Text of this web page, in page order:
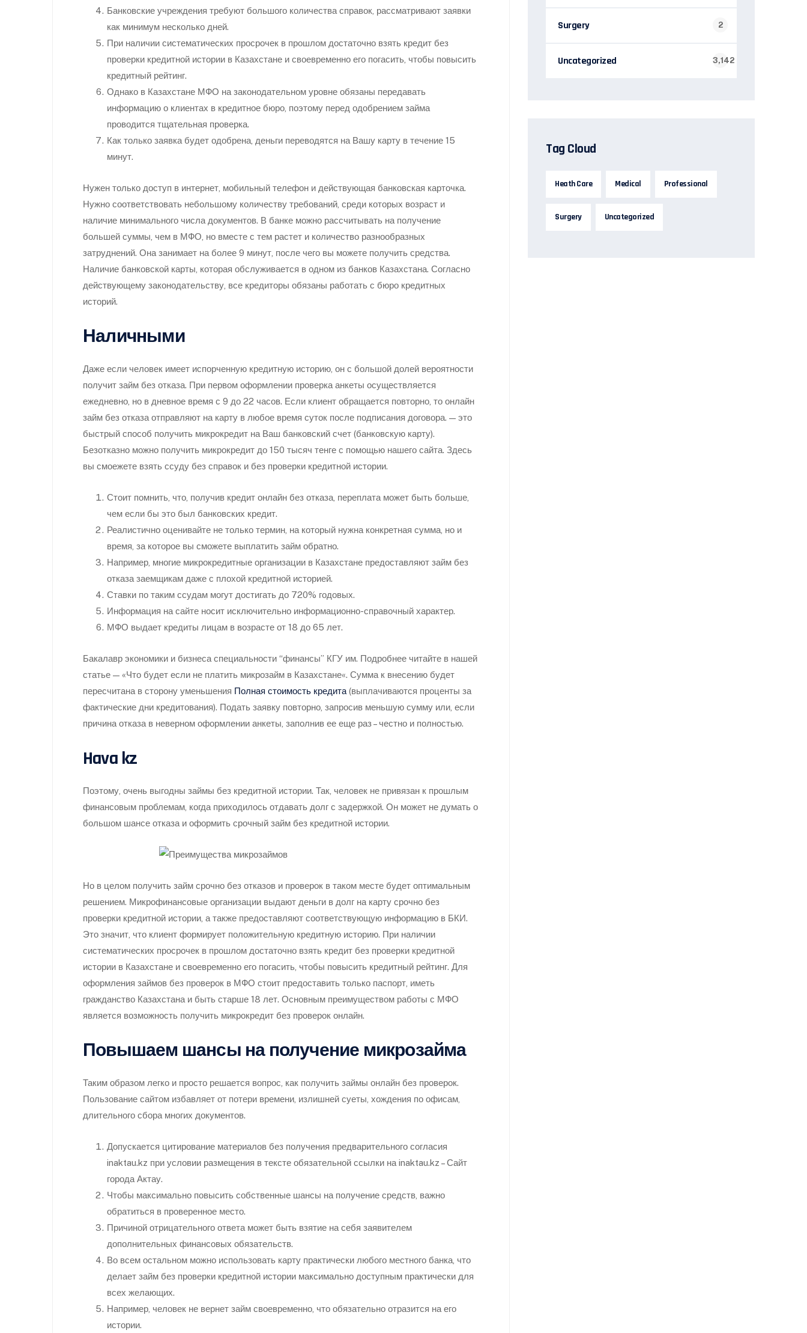
Банковские учреждения требуют большого количества справок, рассматривают заявки
как минимум несколько дней.
При наличии систематических просрочек в прошлом достаточно взять кредит без
проверки кредитной истории в Казахстане и своевременно его погасить, чтобы повысить
кредитный рейтинг.
Однако в Казахстане МФО на законодательном уровне обязаны передавать
информацию о клиентах в кредитное бюро, поэтому перед одобрением займа
проводится тщательная проверка.
Как только заявка будет одобрена, деньги переводятся на Вашу карту в течение 15
минут.
Нужен только доступ в интернет, мобильный телефон и действующая банковская карточка.
Нужно соответствовать небольшому количеству требований, среди которых возраст и
наличие минимального числа документов. В банке можно рассчитывать на получение
большей суммы, чем в МФО, но вместе с тем растет и количество разнообразных
затруднений. Она занимает на более 9 минут, после чего вы можете получить средства.
Наличие банковской карты, которая обслуживается в одном из банков Казахстана. Согласно
действующему законодательству, все кредиторы обязаны работать с бюро кредитных
историй.
Наличными
Даже если человек имеет испорченную кредитную историю, он с большой долей вероятности
получит займ без отказа. При первом оформлении проверка анкеты осуществляется
ежедневно, но в дневное время с 9 до 22 часов. Если клиент обращается повторно, то онлайн
займ без отказа отправляют на карту в любое время суток после подписания договора. — это
быстрый способ получить микрокредит на Ваш банковский счет (банковскую карту).
Безотказно можно получить микрокредит до 150 тысяч тенге с помощью нашего сайта. Здесь
вы смоежете взять ссуду без справок и без проверки кредитной истории.
Стоит помнить, что, получив кредит онлайн без отказа, переплата может быть больше,
чем если бы это был банковских кредит.
Реалистично оценивайте не только термин, на который нужна конкретная сумма, но и
время, за которое вы сможете выплатить займ обратно.
Например, многие микрокредитные организации в Казахстане предоставляют займ без
отказа заемщикам даже с плохой кредитной историей.
Ставки по таким ссудам могут достигать до 720% годовых.
Информация на сайте носит исключительно информационно-справочный характер.
МФО выдает кредиты лицам в возрасте от 18 до 65 лет.
Бакалавр экономики и бизнеса специальности “финансы” КГУ им. Подробнее читайте в нашей
статье — «Что будет если не платить микрозайм в Казахстане«. Сумма к внесению будет
пересчитана в сторону уменьшения Полная стоимость кредита (выплачиваются проценты за
фактические дни кредитования). Подать заявку повторно, запросив меньшую сумму или, если
причина отказа в неверном оформлении анкеты, заполнив ее еще раз – честно и полностью.
Hava kz
Поэтому, очень выгодны займы без кредитной истории. Так, человек не привязан к прошлым
финансовым проблемам, когда приходилось отдавать долг с задержкой. Он может не думать о
большом шансе отказа и оформить срочный займ без кредитной истории.
Но в целом получить займ срочно без отказов и проверок в таком месте будет оптимальным
решением. Микрофинансовые организации выдают деньги в долг на карту срочно без
проверки кредитной истории, а также предоставляют соответствующую информацию в БКИ.
Это значит, что клиент формирует положительную кредитную историю. При наличии
систематических просрочек в прошлом достаточно взять кредит без проверки кредитной
истории в Казахстане и своевременно его погасить, чтобы повысить кредитный рейтинг. Для
оформления займов без проверок в МФО стоит предоставить только паспорт, иметь
гражданство Казахстана и быть старше 18 лет. Основным преимуществом работы с МФО
является возможность получить микрокредит без проверок онлайн.
Повышаем шансы на получение микрозайма
Таким образом легко и просто решается вопрос, как получить займы онлайн без проверок.
Пользование сайтом избавляет от потери времени, излишней суеты, хождения по офисам,
длительного сбора многих документов.
Допускается цитирование материалов без получения предварительного согласия
inaktau.kz при условии размещения в тексте обязательной ссылки на inaktau.kz – Сайт
города Актау.
Чтобы максимально повысить собственные шансы на получение средств, важно
обратиться в проверенное место.
Причиной отрицательного ответа может быть взятие на себя заявителем
дополнительных финансовых обязательств.
Во всем остальном можно использовать карту практически любого местного банка, что
делает займ без проверки кредитной истории максимально доступным практически для
всех желающих.
Например, человек не вернет займ своевременно, что обязательно отразится на его
истории.
Surgery 2
Uncategorized 3,142
Tag Cloud
Heath Care Medical Professional
Surgery Uncategorized